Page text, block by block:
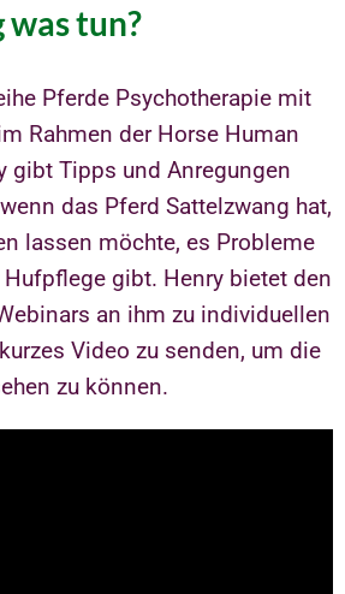
tun?
Pferde Psychotherapie mit
Rahmen der Horse Human
gibt Tipps und Anregungen
das Pferd Sattelzwang hat,
lassen möchte, es Probleme
gibt. Henry bietet den
an ihm zu individuellen
Video zu senden, um die
zu können.